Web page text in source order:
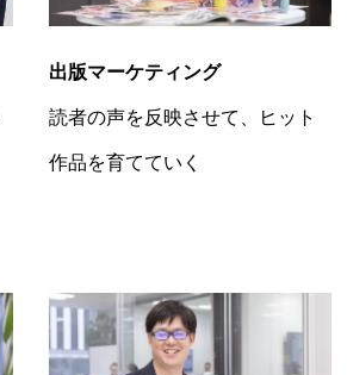
出版マーケティング
読者の声を反映させて、ヒット
作品を育てていく